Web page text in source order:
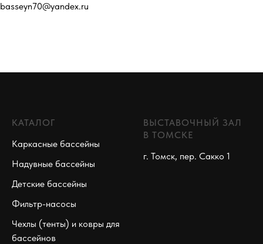
basseyn70@yandex.ru
КАТАЛОГ
Каркасные бассейны
Надувные бассейны
Детские бассейны
Фильтр-насосы
Чехлы (тенты) и ковры для
бассейнов
ВЫСТАВОЧНЫЙ ЗАЛ
В ТОМСКЕ
г. Томск, пер. Сакко 1